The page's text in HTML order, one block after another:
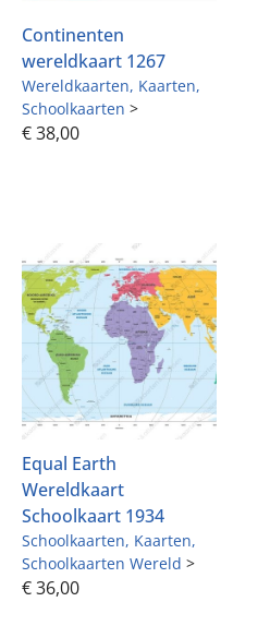
wereldkaart 1267
Wereldkaarten Kaarten
Schoolkaarten>
€38,00
Wereldkaart
Schoolkaart 1934
Schoolkaarten Kaarten
Schoolkaarten Wereld>
€36,00